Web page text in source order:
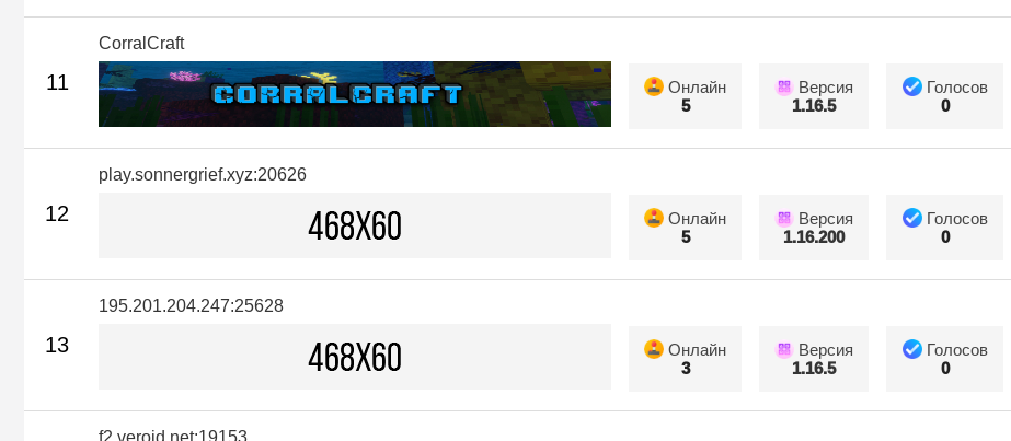
11
CorralCraft
Онлайн
5
Версия
1.16.5
Голосов
0
12
play.sonnergrief.xyz:20626
Онлайн
5
Версия
1.16.200
Голосов
0
13
195.201.204.247:25628
Онлайн
3
Версия
1.16.5
Голосов
0
f2.veroid.net:19153